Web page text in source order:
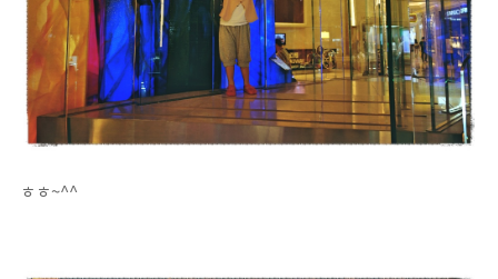
ㅎㅎ~^^